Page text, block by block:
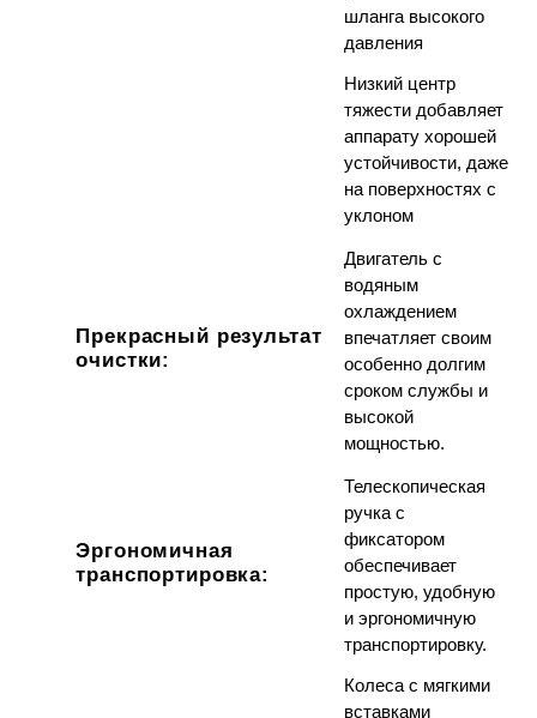
шланга высокого
давления
Низкий центр
тяжести добавляет
аппарату хорошей
устойчивости, даже
на поверхностях с
уклоном
Прекрасный результат
очистки:
Двигатель с
водяным
охлаждением
впечатляет своим
особенно долгим
сроком службы и
высокой
мощностью.
Эргономичная
транспортировка:
Телескопическая
ручка с
фиксатором
обеспечивает
простую, удобную
и эргономичную
транспортировку.
Колеса с мягкими
вставками